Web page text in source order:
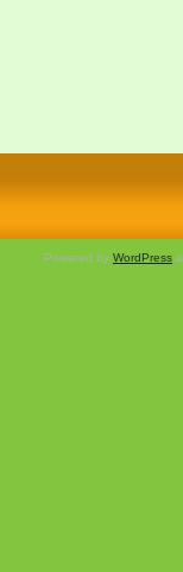
Powered by WordPress